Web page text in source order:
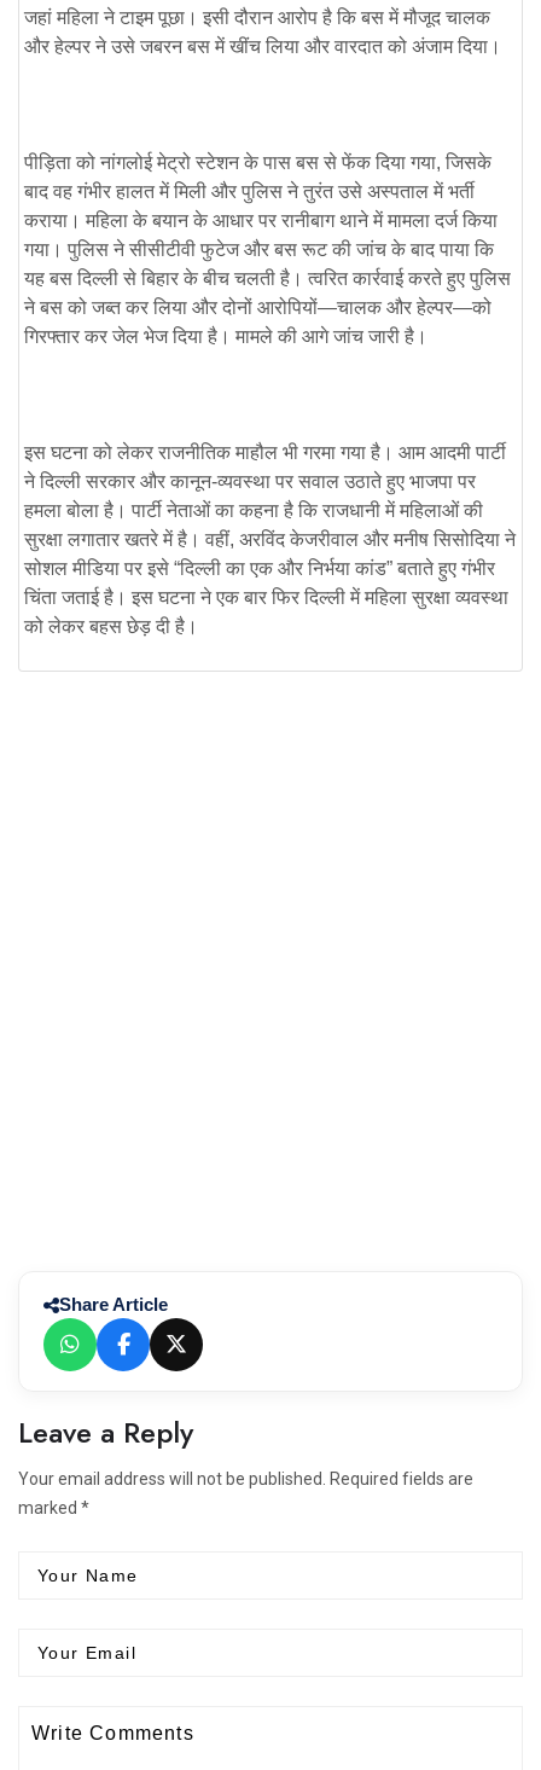
जहां महिला ने टाइम पूछा। इसी दौरान आरोप है कि बस में मौजूद चालक
और हेल्पर ने उसे जबरन बस में खींच लिया और वारदात को अंजाम दिया।
पीड़िता को नांगलोई मेट्रो स्टेशन के पास बस से फेंक दिया गया, जिसके
बाद वह गंभीर हालत में मिली और पुलिस ने तुरंत उसे अस्पताल में भर्ती
कराया। महिला के बयान के आधार पर रानीबाग थाने में मामला दर्ज किया
गया। पुलिस ने सीसीटीवी फुटेज और बस रूट की जांच के बाद पाया कि
यह बस दिल्ली से बिहार के बीच चलती है। त्वरित कार्रवाई करते हुए पुलिस
ने बस को जब्त कर लिया और दोनों आरोपियों—चालक और हेल्पर—को
गिरफ्तार कर जेल भेज दिया है। मामले की आगे जांच जारी है।
इस घटना को लेकर राजनीतिक माहौल भी गरमा गया है। आम आदमी पार्टी
ने दिल्ली सरकार और कानून-व्यवस्था पर सवाल उठाते हुए भाजपा पर
हमला बोला है। पार्टी नेताओं का कहना है कि राजधानी में महिलाओं की
सुरक्षा लगातार खतरे में है। वहीं, अरविंद केजरीवाल और मनीष सिसोदिया ने
सोशल मीडिया पर इसे “दिल्ली का एक और निर्भया कांड” बताते हुए गंभीर
चिंता जताई है। इस घटना ने एक बार फिर दिल्ली में महिला सुरक्षा व्यवस्था
को लेकर बहस छेड़ दी है।
Share Article
Leave a Reply
Your email address will not be published. Required fields are
marked *